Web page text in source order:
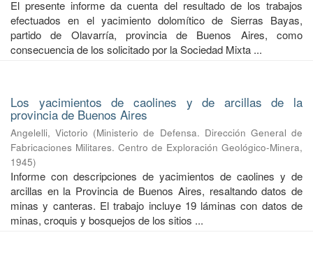
El presente informe da cuenta del resultado de los trabajos
efectuados en el yacimiento dolomítico de Sierras Bayas,
partido de Olavarría, provincia de Buenos Aires, como
consecuencia de los solicitado por la Sociedad Mixta ...
Los yacimientos de caolines y de arcillas de la
provincia de Buenos Aires
Angelelli, Victorio (Ministerio de Defensa. Dirección General de
Fabricaciones Militares. Centro de Exploración Geológico-Minera,
1945)
Informe con descripciones de yacimientos de caolines y de
arcillas en la Provincia de Buenos Aires, resaltando datos de
minas y canteras. El trabajo incluye 19 láminas con datos de
minas, croquis y bosquejos de los sitios ...